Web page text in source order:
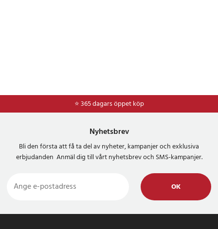
⭐ 365 dagars öppet köp
Nyhetsbrev
Bli den första att få ta del av nyheter, kampanjer och exklusiva
erbjudanden Anmäl dig till vårt nyhetsbrev och SMS-kampanjer.
OK